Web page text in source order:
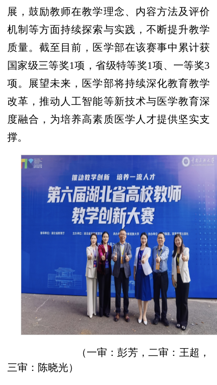
展，鼓励教师在教学理念、内容方法及评价
机制等方面持续探索与实践，不断提升教学
质量。截至目前，医学部在该赛事中累计获
国家级三等奖1项，省级特等奖1项、一等奖3
项。展望未来，医学部将持续深化教育教学
改革，推动人工智能等新技术与医学教育深
度融合，为培养高素质医学人才提供坚实支
撑。
（一审：彭芳，二审：王超，
三审：陈晓光）